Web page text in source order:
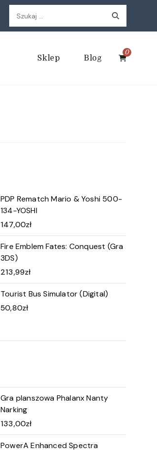
Szukaj:
Sklep Blog
0
PDP Rematch Mario & Yoshi 500-
134-YOSHI
147,00zł
Fire Emblem Fates: Conquest (Gra
3DS)
213,99zł
Tourist Bus Simulator (Digital)
50,80zł
Gra planszowa Phalanx Nanty
Narking
133,00zł
PowerA Enhanced Spectra